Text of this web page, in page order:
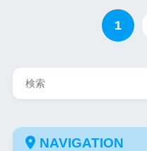
1
NAVIGATION